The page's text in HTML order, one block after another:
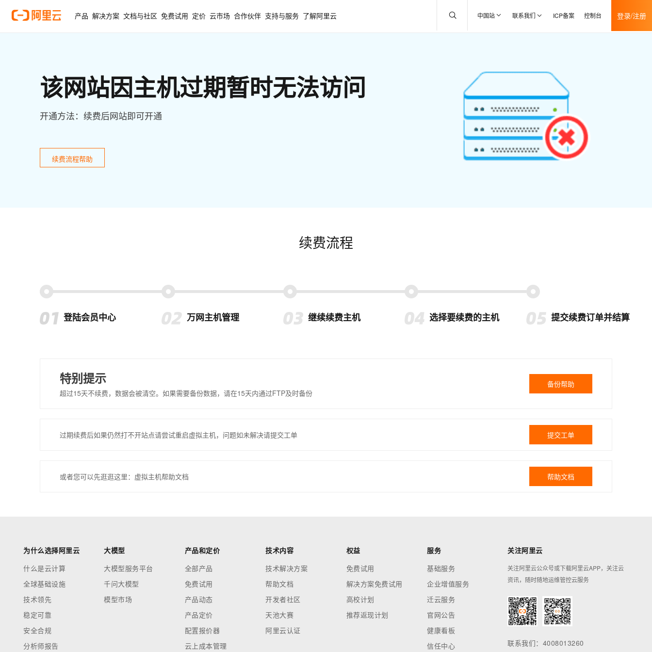
产品 解决方案 文档与社区 免费试用 定价 云市场 合作伙伴 支持与服务 了解阿里云 中国站 联系我们 ICP备案 控制台 登录/注册
该网站因主机过期暂时无法访问
开通方法：续费后网站即可开通
续费流程帮助
续费流程
登陆会员中心 万网主机管理 继续续费主机 选择要续费的主机 提交续费订单并结算
特别提示
超过15天不续费，数据会被清空。如果需要备份数据，请在15天内通过FTP及时备份
备份帮助
过期续费后如果仍然打不开站点请尝试重启虚拟主机，问题如未解决请提交工单 提交工单
或者您可以先逛逛这里：虚拟主机帮助文档 帮助文档